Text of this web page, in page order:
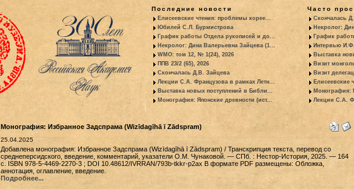
Последние новости
Елисеевские чтения: проблемы корее...
Юбилей С.Л. Бурмистрова
График работы Отдела рукописей и до...
Некролог: Дина Валерьевна Зайцева (1...
WMO: том 12, № 1(24), 2026
ППВ 23/2 (65), 2026
Скончалась Д.В. Зайцева
Лекции С.А. Французова в рамках Летн...
Выставка новых поступлений в Библи...
Монография: Японские древности (ист...
Часто
Скончалась
Некролог:
График
Интервью
Выставка
Визит
Визит
Елисеевские
Монография:
Лекции С.А.
Монография: Избранное Задспрама (Wizīdagīhā ī Zādspram)
25.04.2025
Добавлена монография: Избранное Задспрама (Wizīdagīhā ī Zādspram) / Транскрипция текста, перевод со
среднеперсидского, введение, комментарий, указатели О.М. Чунаковой. — СПб. : Нестор-История, 2025. — 164
с. ISBN 978-5-4469-2270-3 ; DOI 10.48612/IVRRAN/793b-tkkr-p2ax В формате PDF размещены: Обложка,
аннотация, оглавление, введение.
Подробнее...